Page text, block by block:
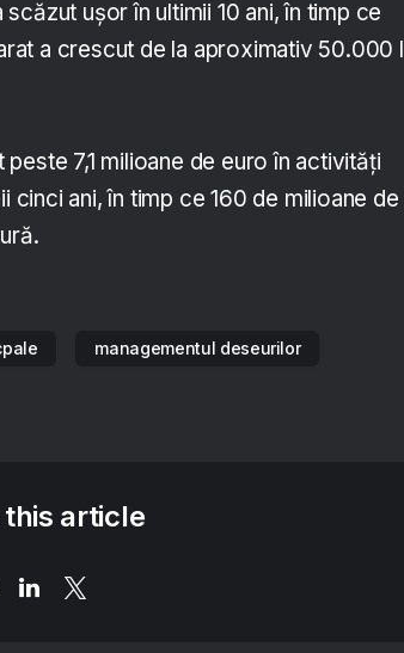
ușor în ultimii 10 ani, în timp ce
a crescut de la aproximativ 50.000
7,1 milioane de euro în activități
cinci ani, în timp ce 160 de milioane de
managementul deseurilor
this article